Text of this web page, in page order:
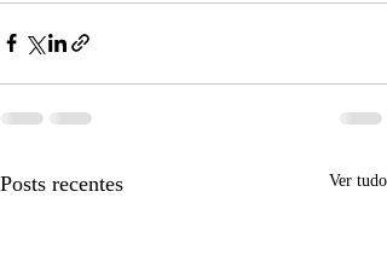
Posts recentes Ver tudo